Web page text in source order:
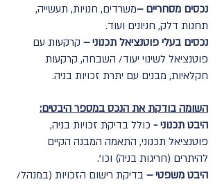
נכסים מסחריים –משרדים, חנויות, תעשייה,
תחנות דלק, חניונים ועוד.
נכסים בעלי פוטנציאל תכנוני – קרקעות עם
פוטנציאל לשינוי יעוד/ השבחה, קרקעות
חקלאיות, מבנים עם יתרת זכויות בניה.
השומה בודקת את הנכס במספר היבטים:
היבט תכנוני - כולל בדיקת זכויות בניה,
פוטנציאל תכנוני, התאמה המבנה הקיים
להיתרים (חריגות בניה) וכו'.
היבט משפטי – בדיקת רישום הזכויות (במנהל/